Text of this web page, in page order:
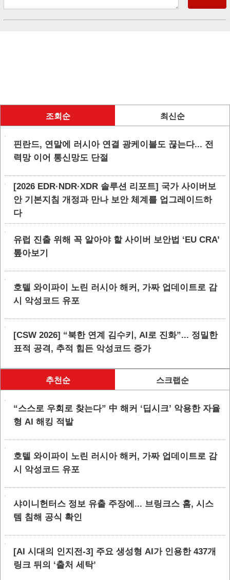
조회순 최신순
핀란드, 연말에 러시아 연결 광케이블도 끊는다... 전
력망 이어 통신망도 단절
[2026 EDR·NDR·XDR 솔루션 리포트] 국가 사이버보
안 기본지침 개정과 만나 보안 체계를 업그레이드하
다
유럽 진출 위해 꼭 알아야 할 사이버 보안법 ‘EU CRA’
톺아보기
호텔 와이파이 노린 러시아 해커, 가짜 업데이트로 감
시 악성코드 유포
[CSW 2026] “북한 연계 김수키, AI로 진화”... 정밀한
표적 공격, 추적 힘든 악성코드 증가
추천순 스크랩순
“스스로 우회로 찾는다” 中 해커 ‘딥시크’ 악용한 자율
형 AI 해킹 적발
호텔 와이파이 노린 러시아 해커, 가짜 업데이트로 감
시 악성코드 유포
샤이니헌터스 정보 유출 주장에... 브링크스 홈, 시스
템 침해 공식 확인
[AI 시대의 인지전-3] 주요 생성형 AI가 인용한 437개
링크 뒤의 ‘출처 세탁’